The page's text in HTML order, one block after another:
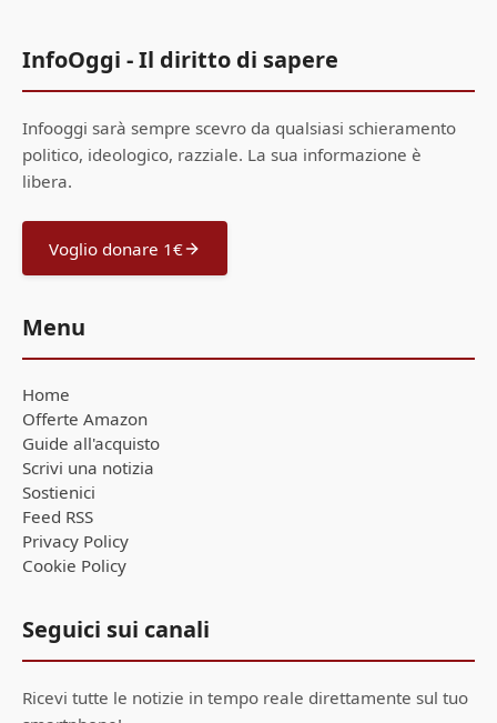
InfoOggi - Il diritto di sapere
Infooggi sarà sempre scevro da qualsiasi schieramento
politico, ideologico, razziale. La sua informazione è
libera.
Voglio donare 1€
Menu
Home
Offerte Amazon
Guide all'acquisto
Scrivi una notizia
Sostienici
Feed RSS
Privacy Policy
Cookie Policy
Seguici sui canali
Ricevi tutte le notizie in tempo reale direttamente sul tuo